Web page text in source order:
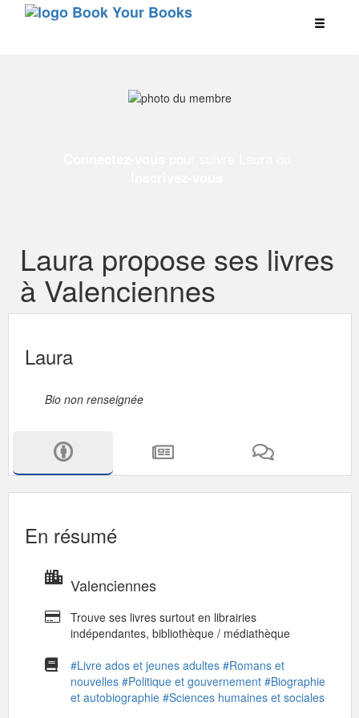
Laura propose ses livres
à Valenciennes
Laura
Bio non renseignée
En résumé
Valenciennes
Trouve ses livres surtout en librairies
indépendantes, bibliothèque / médiathèque
#Livre ados et jeunes adultes #Romans et
nouvelles #Politique et gouvernement #Biographie
et autobiographie #Sciences humaines et sociales